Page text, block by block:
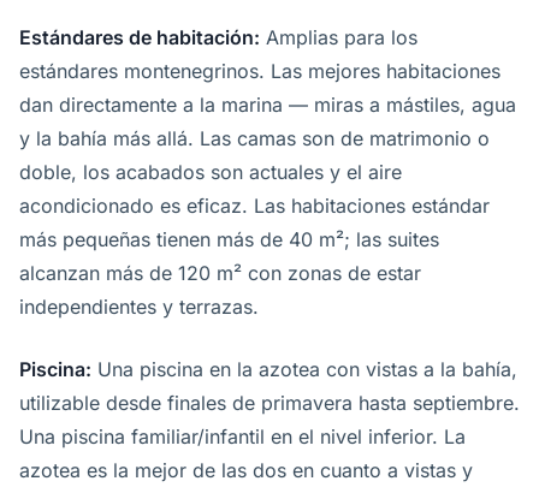
Estándares de habitación: Amplias para los
estándares montenegrinos. Las mejores habitaciones
dan directamente a la marina — miras a mástiles, agua
y la bahía más allá. Las camas son de matrimonio o
doble, los acabados son actuales y el aire
acondicionado es eficaz. Las habitaciones estándar
más pequeñas tienen más de 40 m²; las suites
alcanzan más de 120 m² con zonas de estar
independientes y terrazas.
Piscina: Una piscina en la azotea con vistas a la bahía,
utilizable desde finales de primavera hasta septiembre.
Una piscina familiar/infantil en el nivel inferior. La
azotea es la mejor de las dos en cuanto a vistas y